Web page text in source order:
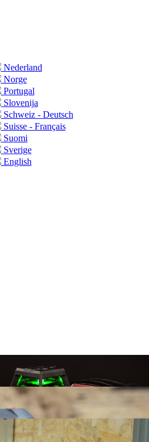
Nederland
Norge
Portugal
Slovenija
Schweiz - Deutsch
Suisse - Français
Suomi
Sverige
English